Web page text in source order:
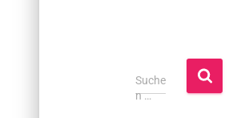
S
u
Suche
n …